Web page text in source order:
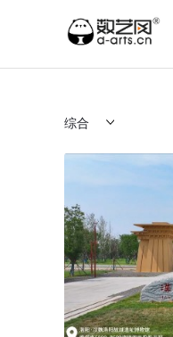
综合